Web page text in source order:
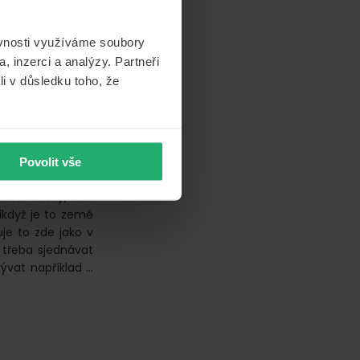
využíváme soubory
inzerci a analýzy. Partneři
v důsledku toho, že
Povolit vše
Polsko patří k
říci, že nám je
Každý, kdo
je to země
to zde jako v
sjednávat
například …